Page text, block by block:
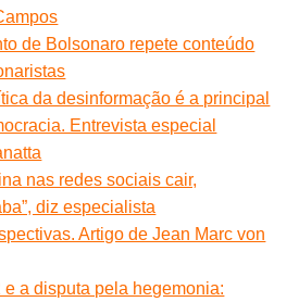
de Bolsonaro repete conteúdo
da desinformação é a principal
Entrevista especial
nas redes sociais cair,
diz especialista
Artigo de Jean Marc von
e a disputa pela hegemonia: